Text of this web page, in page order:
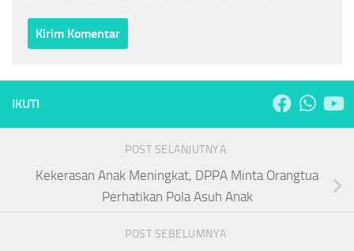
IKUTI
POST SELANJUTNYA
Kekerasan Anak Meningkat, DPPA Minta Orangtua
Perhatikan Pola Asuh Anak
POST SEBELUMNYA